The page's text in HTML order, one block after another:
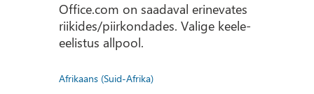
Office.com on saadaval erinevates
riikides/piirkondades. Valige keele-
eelistus allpool.
Afrikaans (Suid-Afrika)